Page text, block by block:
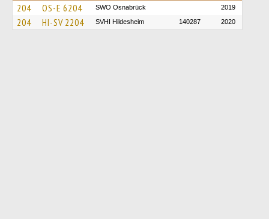
204 OS-E 6204 SWO Osnabrück 2019
204 HI-SV 2204 SVHI Hildesheim 140287 2020